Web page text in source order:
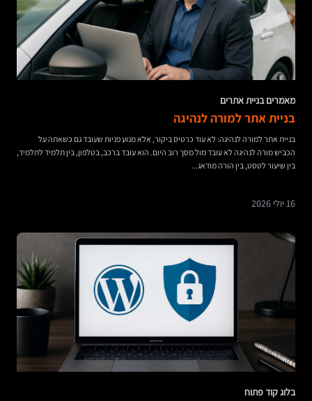
מאמרים בניית אתרים
בניית אתר למורה לנהיגה
בניית אתר למורה לנהיגה: לא עוד כרטיס ביקור, אלא מנוע פניות שעובד גם כשאתה על
הכביש מורה לנהיגה לא עובד מול מסך רוב היום. הוא עובד ברכב, בטלפון, בין תלמיד לתלמיד,
בין שיעור לטסט, בין הורה מודאג...
16 יולי 2026
בלוג קוד פתוח